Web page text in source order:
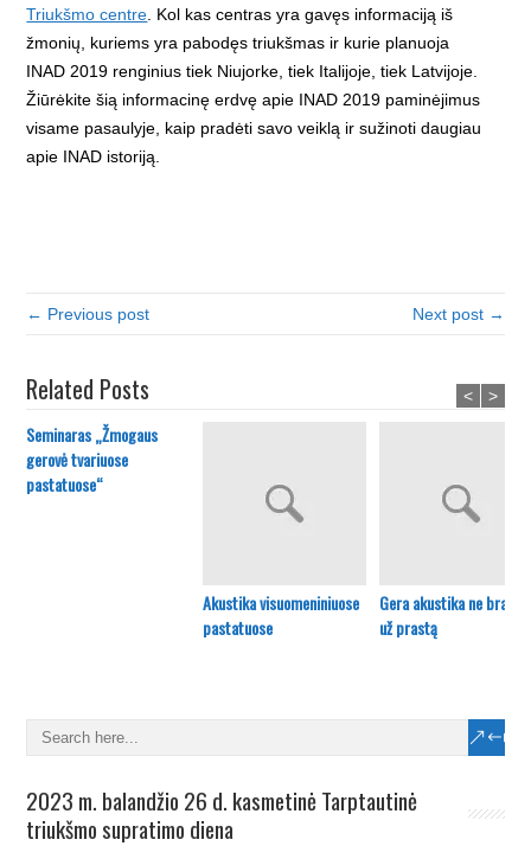
Triukšmo centre . Kol kas centras yra gavęs informaciją iš
žmonių, kuriems yra pabodęs triukšmas ir kurie planuoja
INAD 2019 renginius tiek Niujorke, tiek Italijoje, tiek Latvijoje.
Žiūrėkite šią informacinę erdvę apie INAD 2019 paminėjimus
visame pasaulyje, kaip pradėti savo veiklą ir sužinoti daugiau
apie INAD istoriją.
← Previous post Next post →
Related Posts
Seminaras „Žmogaus
gerovė tvariuose
pastatuose“
Akustika visuomeniniuose
pastatuose
Gera akustika ne
už prastą
< >
2023 m. balandžio 26 d. kasmetinė Tarptautinė
triukšmo supratimo diena